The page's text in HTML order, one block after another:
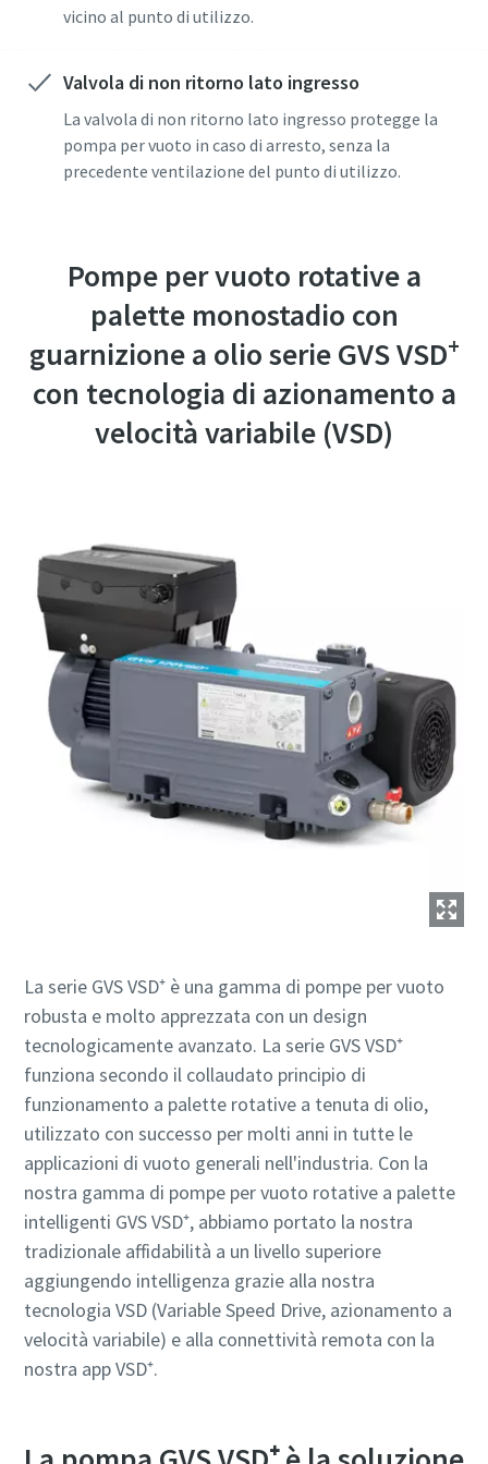
vicino al punto di utilizzo.
Valvola di non ritorno lato ingresso
La valvola di non ritorno lato ingresso protegge la
pompa per vuoto in caso di arresto, senza la
precedente ventilazione del punto di utilizzo.
Pompe per vuoto rotative a
palette monostadio con
guarnizione a olio serie GVS VSD+
con tecnologia di azionamento a
velocità variabile (VSD)
La serie GVS VSD⁺ è una gamma di pompe per vuoto
robusta e molto apprezzata con un design
tecnologicamente avanzato. La serie GVS VSD⁺
funziona secondo il collaudato principio di
funzionamento a palette rotative a tenuta di olio,
utilizzato con successo per molti anni in tutte le
applicazioni di vuoto generali nell'industria. Con la
nostra gamma di pompe per vuoto rotative a palette
intelligenti GVS VSD⁺, abbiamo portato la nostra
tradizionale affidabilità a un livello superiore
aggiungendo intelligenza grazie alla nostra
tecnologia VSD (Variable Speed Drive, azionamento a
velocità variabile) e alla connettività remota con la
nostra app VSD⁺.
Invia
Verifica Anti-Robot
Clicca per iniziare
FriendlyCaptcha ⇗
Invia
Verifica Anti-Robot
Clicca per iniziare
FriendlyCaptcha ⇗
Invia
Verifica Anti-Robot
Clicca per iniziare
FriendlyCaptcha ⇗
Invia
Verifica Anti-Robot
Clicca per iniziare
FriendlyCaptcha ⇗
Invia
Verifica Anti-Robot
Clicca per iniziare
FriendlyCaptcha ⇗